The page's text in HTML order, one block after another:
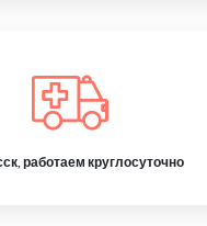
работаем круглосуточно